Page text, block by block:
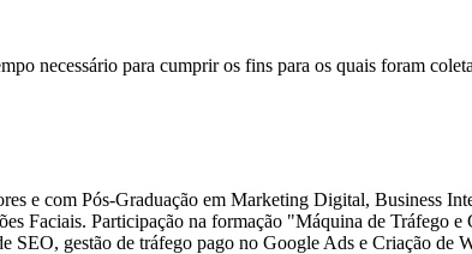
necessário para cumprir os fins para os quais foram
e com Pós-Graduação em Marketing Digital, Business
Faciais. Participação na formação "Máquina de
SEO, gestão de tráfego pago no Google Ads e Criação de